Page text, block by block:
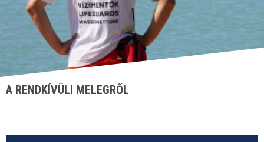
A RENDKÍVÜLI MELEGRŐL